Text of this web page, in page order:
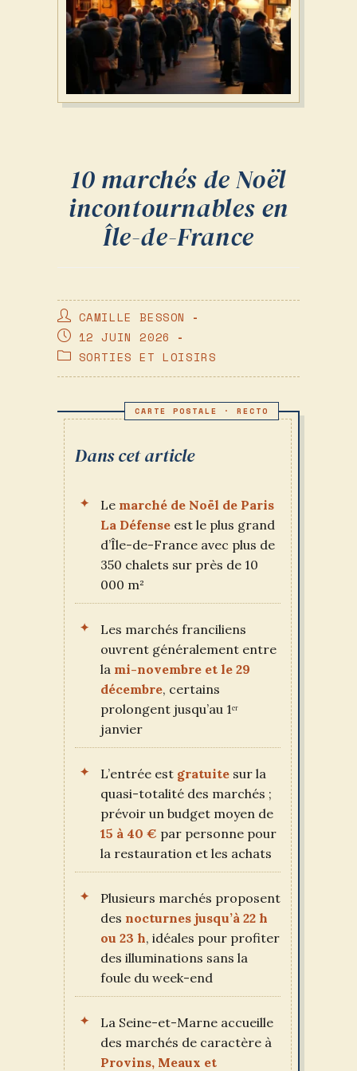
10 marchés de Noël
incontournables en
Île-de-France
AUTEUR/AUTRICE
DE
LA
PUBLICATION :
CAMILLE BESSON
PUBLICATION
PUBLIÉE :
12 JUIN 2026
POSTSORTIES ET LOISIRS
Dans cet article
Le marché de Noël de Paris
La Défense est le plus grand
d’Île-de-France avec plus de
350 chalets sur près de 10
000 m²
Les marchés franciliens
ouvrent généralement entre
la mi-novembre et le 29
décembre, certains
prolongent jusqu’au 1ᵉʳ
janvier
L’entrée est gratuite sur la
quasi-totalité des marchés ;
prévoir un budget moyen de
15 à 40 € par personne pour
la restauration et les achats
Plusieurs marchés proposent
des nocturnes jusqu’à 22 h
ou 23 h, idéales pour profiter
des illuminations sans la
foule du week-end
La Seine-et-Marne accueille
des marchés de caractère à
Provins, Meaux et